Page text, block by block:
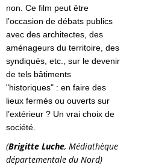
non. Ce film peut être
l’occasion de débats publics
avec des architectes, des
aménageurs du territoire, des
syndiqués, etc., sur le devenir
de tels bâtiments
"historiques" : en faire des
lieux fermés ou ouverts sur
l’extérieur ? Un vrai choix de
société.
(Brigitte Luche, Médiathèque
départementale du Nord)